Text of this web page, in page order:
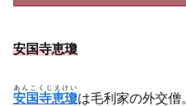
安国寺恵瓊
安国寺恵瓊
あんこくじえけい
は毛利家の外交僧